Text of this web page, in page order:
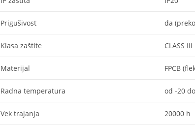
Prigušivost da
Klasa zaštite CLASS III
Materijal FPCB
Radna temperatura od -20
Vek trajanja 20000 h